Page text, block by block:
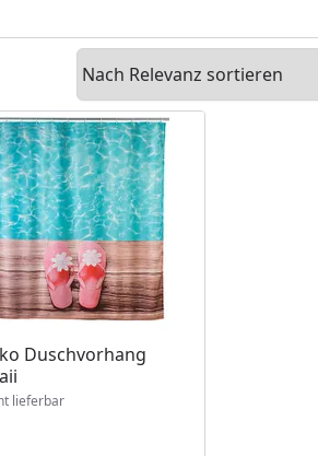
Sortieren
Duschvorhang
nicht lieferbar
lieferbar